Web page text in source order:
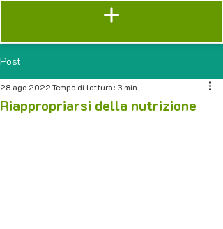
Post
Riappropriarsi della nutrizione
28 ago 2022Tempo di lettura: 3 min